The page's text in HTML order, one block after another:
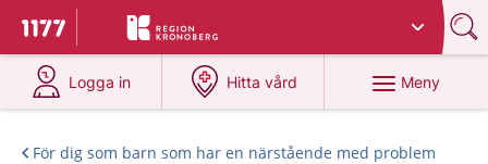
Till startsidan för 1177
Du har valt region
Logga in
på 1177.se
Hitta vård
på 1177.se
Meny
För dig som barn som har en närstående med problem